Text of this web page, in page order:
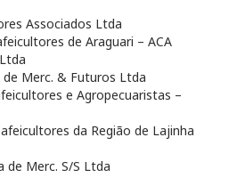
Associados Ltda
de Araguari – ACA
Merc. & Futuros Ltda
e Agropecuaristas –
da Região de Lajinha
de Merc. S/S Ltda